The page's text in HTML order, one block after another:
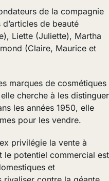
de la compagnie
de beauté
Liette (Juliette), Martha
(Claire, Maurice et
marques de cosmétiques
cherche à les distinguer
les années 1950, elle
pour les vendre.
privilégie la vente à
le potentiel commercial est
et